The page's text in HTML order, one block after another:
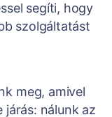
segíti, hogy
szolgáltatást
meg, amivel
járás: nálunk az